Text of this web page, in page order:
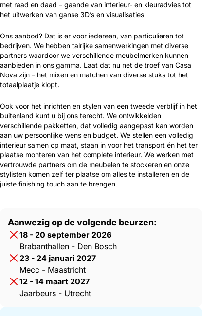
met raad en daad – gaande van interieur- en kleuradvies tot
het uitwerken van ganse 3D’s en visualisaties.
Ons aanbod? Dat is er voor iedereen, van particulieren tot
bedrijven. We hebben talrijke samenwerkingen met diverse
partners waardoor we verschillende meubelmerken kunnen
aanbieden in ons gamma. Laat dat nu net de troef van Casa
Nova zijn – het mixen en matchen van diverse stuks tot het
totaalplaatje klopt.
Ook voor het inrichten en stylen van een tweede verblijf in het
buitenland kunt u bij ons terecht. We ontwikkelden
verschillende pakketten, dat volledig aangepast kan worden
aan uw persoonlijke wens en budget. We stellen een volledig
interieur samen op maat, staan in voor het transport én het ter
plaatse monteren van het complete interieur. We werken met
vertrouwde partners om de meubelen te stockeren en onze
stylisten komen zelf ter plaatse om alles te installeren en de
juiste finishing touch aan te brengen.
Aanwezig op de volgende beurzen:
18 - 20 september 2026
Brabanthallen - Den Bosch
23 - 24 januari 2027
Mecc - Maastricht
12 - 14 maart 2027
Jaarbeurs - Utrecht